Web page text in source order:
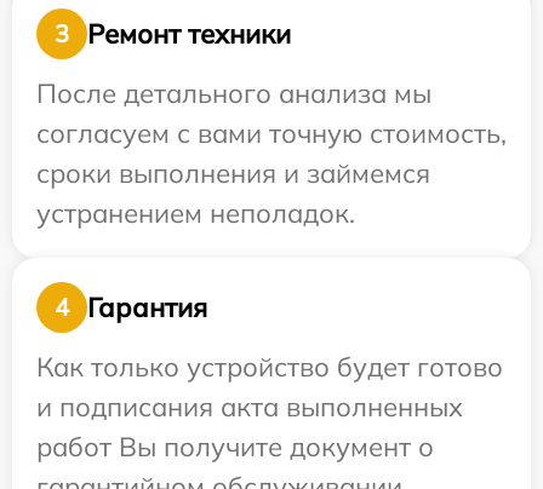
3
Ремонт техники
После детального анализа мы
согласуем с вами точную стоимость,
сроки выполнения и займемся
устранением неполадок.
4
Гарантия
Как только устройство будет готово
и подписания акта выполненных
работ Вы получите документ о